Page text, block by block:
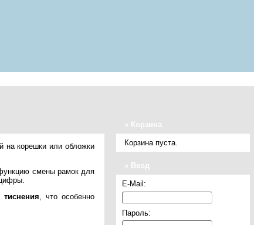
на корешки или обложки
смены рамок для
, что особенно
» Корзина
Корзина пуста.
» Вход
E-Mail:
Пароль: